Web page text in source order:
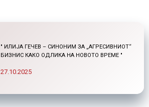
" ИЛИЈА ГЕЧЕВ – СИНОНИМ ЗА „АГРЕСИВНИОТ“
БИЗНИС КАКО ОДЛИКА НА НОВОТО ВРЕМЕ "
27.10.2025